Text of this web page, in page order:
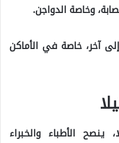
وخاصة الدواجن.
آخر، خاصة في الأماكن
ينصح الأطباء والخبراء